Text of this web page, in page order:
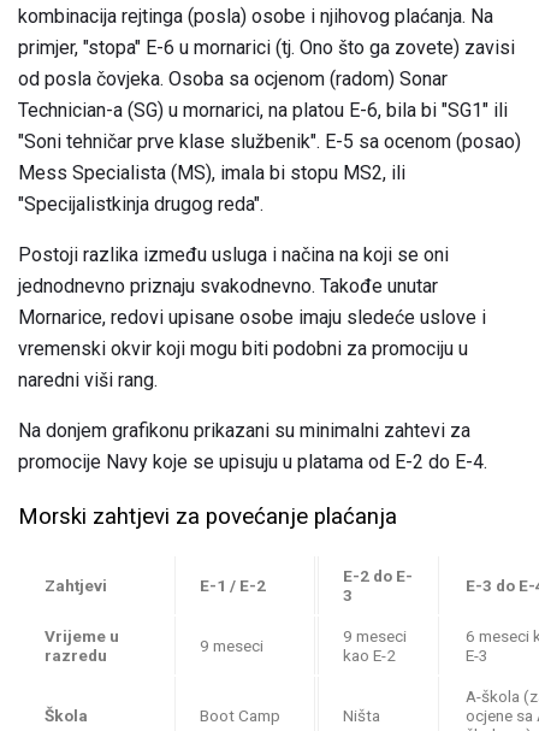
kombinacija rejtinga (posla) osobe i njihovog plaćanja. Na
primjer, "stopa" E-6 u mornarici (tj. Ono što ga zovete) zavisi
od posla čovjeka. Osoba sa ocjenom (radom) Sonar
Technician-a (SG) u mornarici, na platou E-6, bila bi "SG1" ili
"Soni tehničar prve klase službenik". E-5 sa ocenom (posao)
Mess Specialista (MS), imala bi stopu MS2, ili
"Specijalistkinja drugog reda".
Postoji razlika između usluga i načina na koji se oni
jednodnevno priznaju svakodnevno. Takođe unutar
Mornarice, redovi upisane osobe imaju sledeće uslove i
vremenski okvir koji mogu biti podobni za promociju u
naredni viši rang.
Na donjem grafikonu prikazani su minimalni zahtevi za
promocije Navy koje se upisuju u platama od E-2 do E-4.
Morski zahtjevi za povećanje plaćanja
Zahtjevi E-1 / E-2
E-2 do E-
3
E-3 do E-
Vrijeme u
razredu
9 meseci
9 meseci
kao E-2
6 meseci
E-3
Škola Boot Camp Ništa
A-škola
ocjene sa